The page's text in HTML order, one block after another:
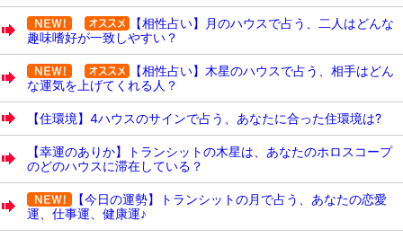
【相性占い】月のハウスで占う、二人はどんな
趣味嗜好が一致しやすい？
【相性占い】木星のハウスで占う、相手はどん
な運気を上げてくれる人？
【住環境】4ハウスのサインで占う、あなたに合った住環境は?
【幸運のありか】トランシットの木星は、あなたのホロスコープ
のどのハウスに滞在している？
【今日の運勢】トランシットの月で占う、あなたの恋愛
運、仕事運、健康運♪